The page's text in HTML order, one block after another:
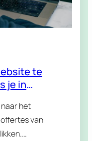
te
je in
het
offertes van